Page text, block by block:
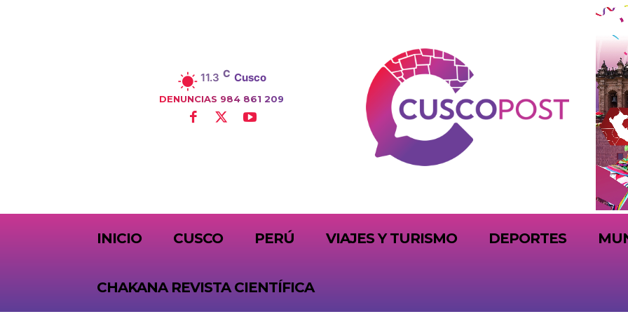
11.3 C Cusco
DENUNCIAS 984 861 209
INICIO CUSCO PERÚ VIAJES Y TURISMO DEPORTES
CHAKANA REVISTA CIENTÍFICA